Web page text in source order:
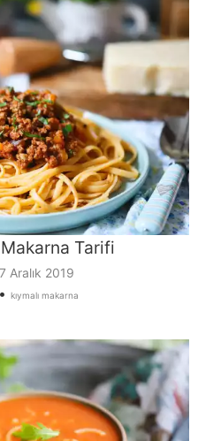
Tarifi
Aralık 2019
• kıymalı makarna